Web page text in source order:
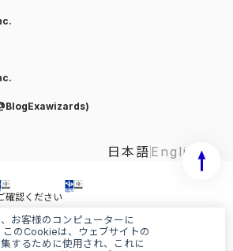
お客様のコンピューターに
のCookieは、ウェブサイトの
するために使用され、これに
日本語 English
確認ください
本方針
針